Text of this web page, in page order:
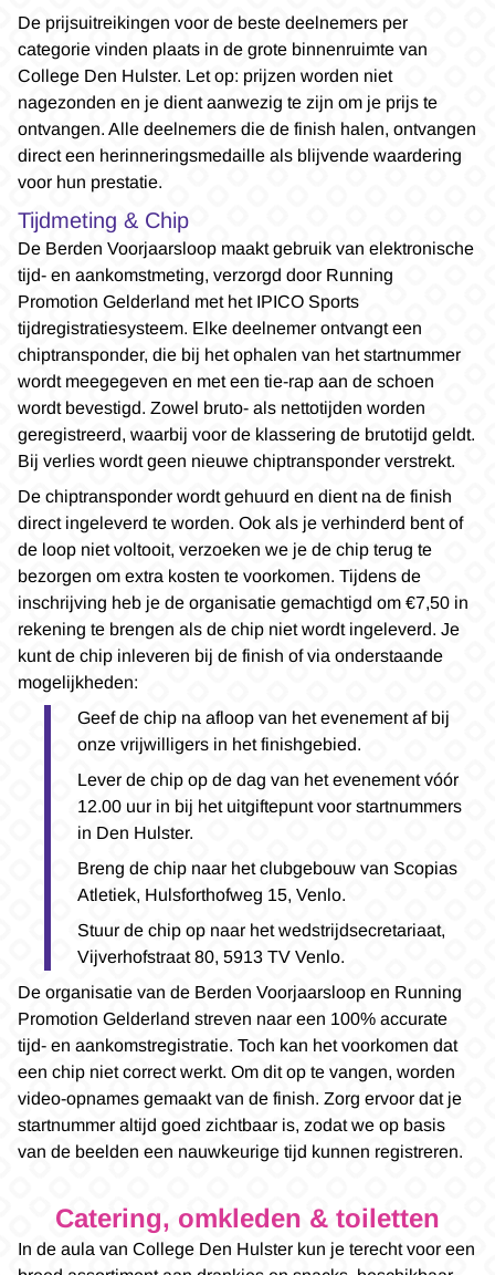
De prijsuitreikingen voor de beste deelnemers per
categorie vinden plaats in de grote binnenruimte van
College Den Hulster. Let op: prijzen worden niet
nagezonden en je dient aanwezig te zijn om je prijs te
ontvangen. Alle deelnemers die de finish halen, ontvangen
direct een herinneringsmedaille als blijvende waardering
voor hun prestatie.
Tijdmeting & Chip
De Berden Voorjaarsloop maakt gebruik van elektronische
tijd- en aankomstmeting, verzorgd door Running
Promotion Gelderland met het IPICO Sports
tijdregistratiesysteem. Elke deelnemer ontvangt een
chiptransponder, die bij het ophalen van het startnummer
wordt meegegeven en met een tie-rap aan de schoen
wordt bevestigd. Zowel bruto- als nettotijden worden
geregistreerd, waarbij voor de klassering de brutotijd geldt.
Bij verlies wordt geen nieuwe chiptransponder verstrekt.
De chiptransponder wordt gehuurd en dient na de finish
direct ingeleverd te worden. Ook als je verhinderd bent of
de loop niet voltooit, verzoeken we je de chip terug te
bezorgen om extra kosten te voorkomen. Tijdens de
inschrijving heb je de organisatie gemachtigd om €7,50 in
rekening te brengen als de chip niet wordt ingeleverd. Je
kunt de chip inleveren bij de finish of via onderstaande
mogelijkheden:
Geef de chip na afloop van het evenement af bij
onze vrijwilligers in het finishgebied.
Lever de chip op de dag van het evenement vóór
12.00 uur in bij het uitgiftepunt voor startnummers
in Den Hulster.
Breng de chip naar het clubgebouw van Scopias
Atletiek, Hulsforthofweg 15, Venlo.
Stuur de chip op naar het wedstrijdsecretariaat,
Vijverhofstraat 80, 5913 TV Venlo.
De organisatie van de Berden Voorjaarsloop en Running
Promotion Gelderland streven naar een 100% accurate
tijd- en aankomstregistratie. Toch kan het voorkomen dat
een chip niet correct werkt. Om dit op te vangen, worden
video-opnames gemaakt van de finish. Zorg ervoor dat je
startnummer altijd goed zichtbaar is, zodat we op basis
van de beelden een nauwkeurige tijd kunnen registreren.
Catering, omkleden & toiletten
In de aula van College Den Hulster kun je terecht voor een